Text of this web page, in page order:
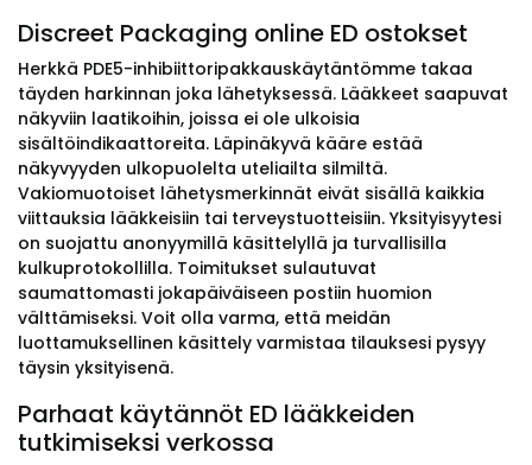
Discreet Packaging online ED ostokset
Herkkä PDE5-inhibiittoripakkauskäytäntömme takaa
täyden harkinnan joka lähetyksessä. Lääkkeet saapuvat
näkyviin laatikoihin, joissa ei ole ulkoisia
sisältöindikaattoreita. Läpinäkyvä kääre estää
näkyvyyden ulkopuolelta uteliailta silmiltä.
Vakiomuotoiset lähetysmerkinnät eivät sisällä kaikkia
viittauksia lääkkeisiin tai terveystuotteisiin. Yksityisyytesi
on suojattu anonyymillä käsittelyllä ja turvallisilla
kulkuprotokollilla. Toimitukset sulautuvat
saumattomasti jokapäiväiseen postiin huomion
välttämiseksi. Voit olla varma, että meidän
luottamuksellinen käsittely varmistaa tilauksesi pysyy
täysin yksityisenä.
Parhaat käytännöt ED lääkkeiden
tutkimiseksi verkossa